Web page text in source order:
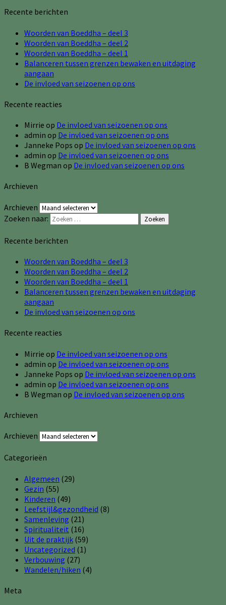
Recente berichten
Woorden van Boeddha – deel 3
Woorden van Boeddha – deel 2
Woorden van Boeddha – deel 1
Balanceren tussen grenzen bewaken en uitdaging
aangaan
De invloed van seizoenen op ons
Recente reacties
Mirrie op De invloed van seizoenen op ons
admin op De invloed van seizoenen op ons
Janneke Pops op De invloed van seizoenen op ons
admin op De invloed van seizoenen op ons
B Wegman op De invloed van seizoenen op ons
Archieven
Archieven
Zoeken naar:
Zoeken
Recente berichten
Woorden van Boeddha – deel 3
Woorden van Boeddha – deel 2
Woorden van Boeddha – deel 1
Balanceren tussen grenzen bewaken en uitdaging
aangaan
De invloed van seizoenen op ons
Recente reacties
Mirrie op De invloed van seizoenen op ons
admin op De invloed van seizoenen op ons
Janneke Pops op De invloed van seizoenen op ons
admin op De invloed van seizoenen op ons
B Wegman op De invloed van seizoenen op ons
Archieven
Archieven
Categorieën
Algemeen (29)
Gezin (55)
Kinderen (49)
Leefstijl&gezondheid (8)
Samenleving (21)
Spiritualiteit (16)
Uit de praktijk (59)
Uncategorized (1)
Verbouwing (27)
Wandelen/hiken (4)
Meta